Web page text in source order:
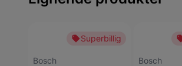
Superbillig
Bosch Bosch